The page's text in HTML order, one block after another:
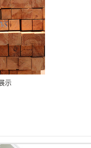
示